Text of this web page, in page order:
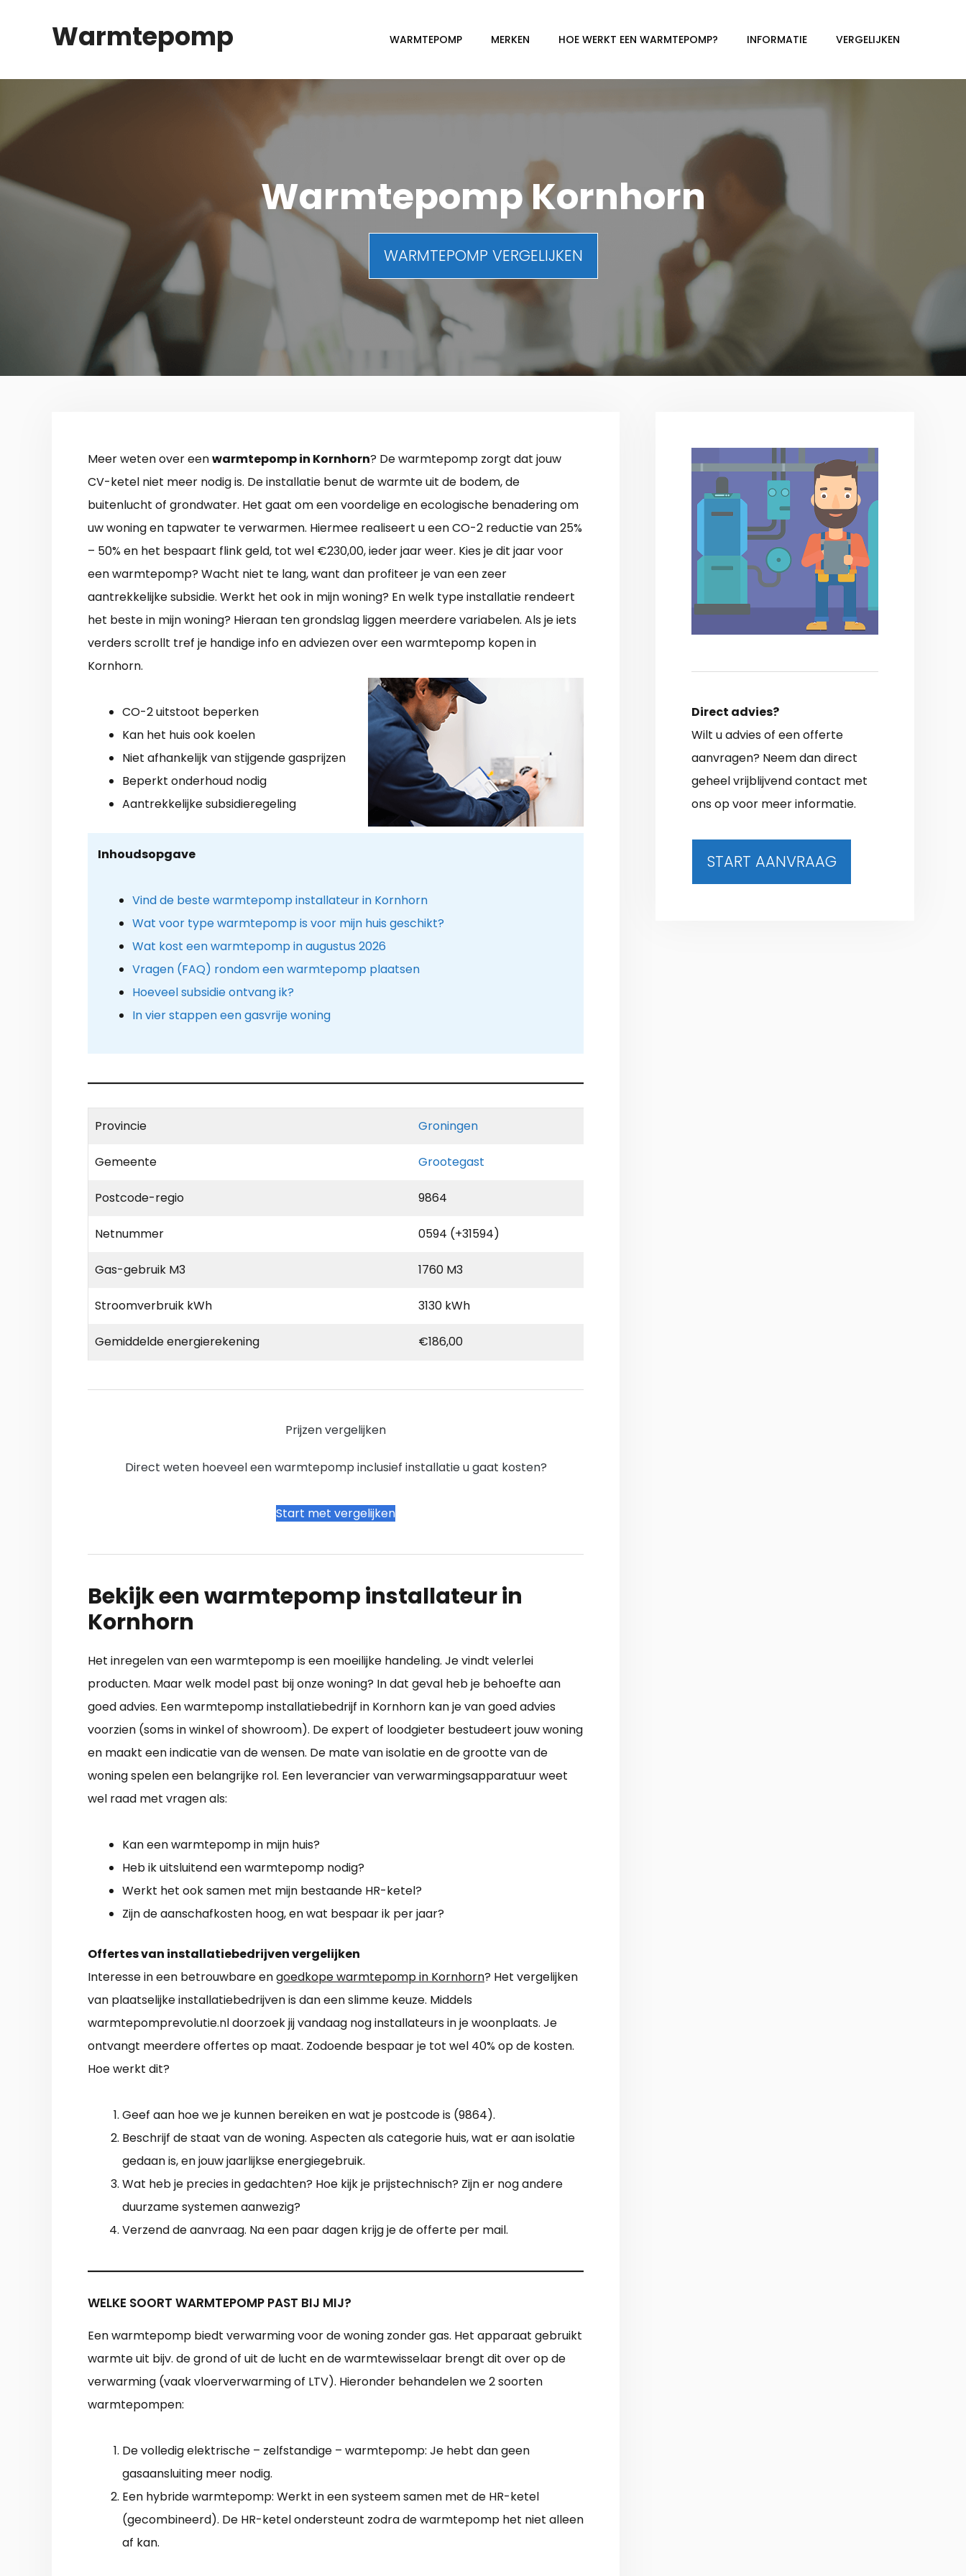
Warmtepomp WARMTEPOMP MERKEN HOE WERKT EEN WARMTEPOMP? INFORMATIE VERGELIJKEN
Warmtepomp Kornhorn
WARMTEPOMP VERGELIJKEN
Meer weten over eenwarmtepomp in Kornhorn? De warmtepomp zorgt dat jouw
CV-ketel niet meer nodig is. De installatie benut de warmte uit de bodem, de
buitenlucht of grondwater. Het gaat om een voordelige en ecologische benadering om
uw woning en tapwater te verwarmen. Hiermee realiseert u een CO-2 reductie van 25%
– 50% en het bespaart flink geld, tot wel €230,00, ieder jaar weer. Kies je dit jaar voor
een warmtepomp? Wacht niet te lang, want dan profiteer je van een zeer
aantrekkelijke subsidie. Werkt het ook in mijn woning? En welk type installatie rendeert
het beste in mijn woning? Hieraan ten grondslag liggen meerdere variabelen. Als je iets
verders scrollt tref je handige info en adviezen over een warmtepomp kopen in
Kornhorn.
CO-2 uitstoot beperken
Kan het huis ook koelen
Niet afhankelijk van stijgende gasprijzen
Beperkt onderhoud nodig
Aantrekkelijke subsidieregeling
Inhoudsopgave
Vind de beste warmtepomp installateur in Kornhorn
Wat voor type warmtepomp is voor mijn huis geschikt?
Wat kost een warmtepomp in augustus 2026
Vragen (FAQ) rondom een warmtepomp plaatsen
Hoeveel subsidie ontvang ik?
In vier stappen een gasvrije woning
Provincie Groningen
Gemeente Grootegast
Postcode-regio 9864
Netnummer 0594 (+31594)
Gas-gebruik M3 1760 M3
Stroomverbruik kWh 3130 kWh
Gemiddelde energierekening €186,00
Prijzen vergelijken
Direct weten hoeveel een warmtepomp inclusief installatie u gaat kosten?
Start met vergelijken
Bekijk een warmtepomp installateur in
Kornhorn
Het inregelen van een warmtepomp is een moeilijke handeling. Je vindt velerlei
producten. Maar welk model past bij onze woning? In dat geval heb je behoefte aan
goed advies. Een warmtepomp installatiebedrijf in Kornhorn kan je van goed advies
voorzien (soms in winkel of showroom). De expert of loodgieter bestudeert jouw woning
en maakt een indicatie van de wensen. De mate van isolatie en de grootte van de
woning spelen een belangrijke rol. Een leverancier van verwarmingsapparatuur weet
wel raad met vragen als:
Kan een warmtepomp in mijn huis?
Heb ik uitsluitend een warmtepomp nodig?
Werkt het ook samen met mijn bestaande HR-ketel?
Zijn de aanschafkosten hoog, en wat bespaar ik per jaar?
Offertes van installatiebedrijven vergelijken
Interesse in een betrouwbare engoedkope warmtepomp in Kornhorn? Het vergelijken
van plaatselijke installatiebedrijven is dan een slimme keuze. Middels
warmtepomprevolutie.nl doorzoek jij vandaag nog installateurs in je woonplaats. Je
ontvangt meerdere offertes op maat. Zodoende bespaar je tot wel 40% op de kosten.
Hoe werkt dit?
Geef aan hoe we je kunnen bereiken en wat je postcode is (9864).
Beschrijf de staat van de woning. Aspecten als categorie huis, wat er aan isolatie
gedaan is, en jouw jaarlijkse energiegebruik.
Wat heb je precies in gedachten? Hoe kijk je prijstechnisch? Zijn er nog andere
duurzame systemen aanwezig?
Verzend de aanvraag. Na een paar dagen krijg je de offerte per mail.
WELKE SOORT WARMTEPOMP PAST BIJ MIJ?
Een warmtepomp biedt verwarming voor de woning zonder gas. Het apparaat gebruikt
warmte uit bijv. de grond of uit de lucht en de warmtewisselaar brengt dit over op de
verwarming (vaak vloerverwarming of LTV). Hieronder behandelen we 2 soorten
warmtepompen:
De volledig elektrische – zelfstandige – warmtepomp: Je hebt dan geen
gasaansluiting meer nodig.
Een hybride warmtepomp: Werkt in een systeem samen met de HR-ketel
(gecombineerd). De HR-ketel ondersteunt zodra de warmtepomp het niet alleen
af kan.
Direct advies?
Wilt u advies of een offerte
aanvragen? Neem dan direct
geheel vrijblijvend contact met
ons op voor meer informatie.
START AANVRAAG